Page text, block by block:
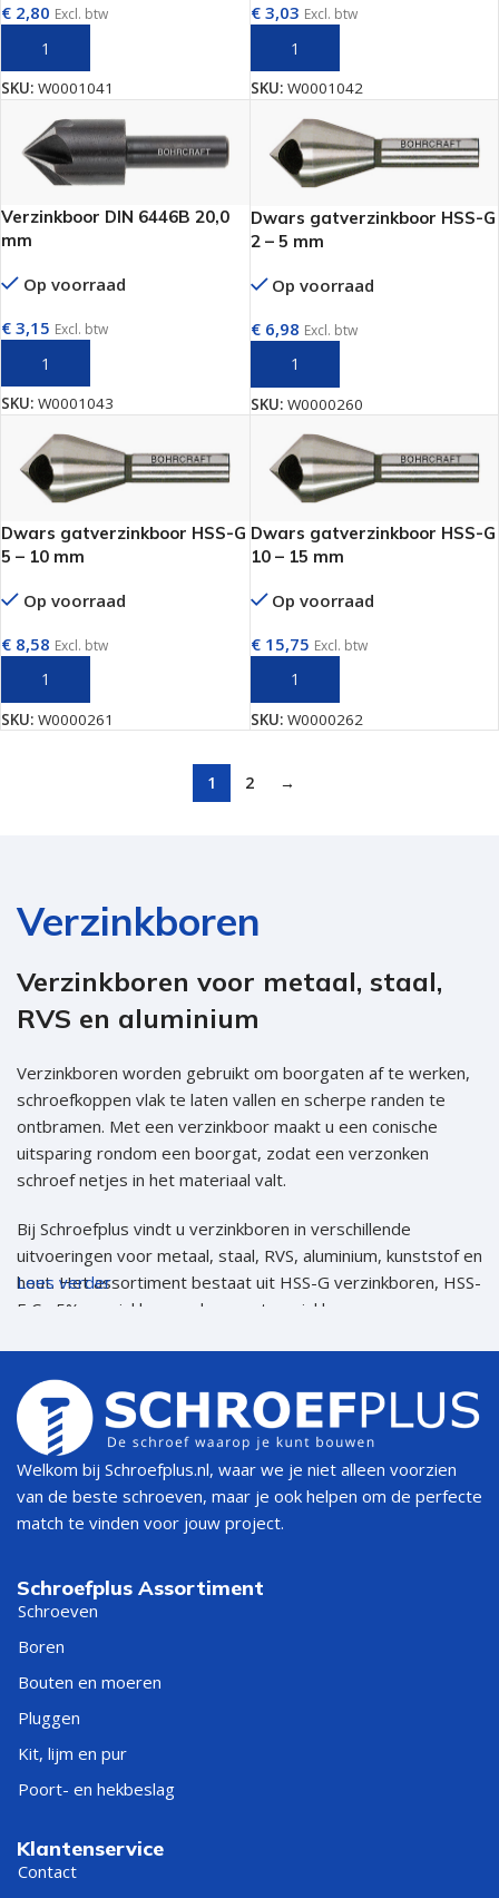
€ 2,80 Excl. btw
SKU: W0001041
€3,03 Excl. btw
SKU: W0001042
Verzinkboor DIN 6446B 20,0
mm
Op voorraad
€ 3,15 Excl. btw
SKU: W0001043
Dwars gatverzinkboor HSS-G
2 – 5 mm
Op voorraad
€6,98 Excl. btw
SKU: W0000260
Dwars gatverzinkboor HSS-G
5 – 10 mm
Op voorraad
€ 8,58 Excl. btw
SKU: W0000261
Dwars gatverzinkboor HSS-G
10 – 15 mm
Op voorraad
€15,75 Excl. btw
SKU: W0000262
1 2 →
Verzinkboren
Verzinkboren voor metaal, staal,
RVS en aluminium
Verzinkboren worden gebruikt om boorgaten af te werken,
schroefkoppen vlak te laten vallen en scherpe randen te
ontbramen. Met een verzinkboor maakt u een conische
uitsparing rondom een boorgat, zodat een verzonken
schroef netjes in het materiaal valt.
Bij Schroefplus vindt u verzinkboren in verschillende
uitvoeringen voor metaal, staal, RVS, aluminium, kunststof en
hout. Het assortiment bestaat uit HSS-G verzinkboren, HSS-
E Co 5% verzinkboren, dwarsgatverzinkboren en
Waarvoor gebruik je een
verzinkboor?
Een verzinkboor gebruikt u voor het maken van een schuine
verzinking rondom een boorgat. Dit is vooral handig
wanneer een schroefkop vlak of verzonken in het materiaal
bramen te verwijderen na het boren.
U gebruikt verzinkboren bijvoorbeeld voor:
verzinken van schroefgaten;
vlak laten vallen van verzonken schroeven;
afkanten van boorgaten;
afwerken van metaalplaat;
nette afwerking in hout en kunststof;
professioneel boor- en constructiewerk.
Lees verder
Welkom bij Schroefplus.nl, waar we je niet alleen voorzien
van de beste schroeven, maar je ook helpen om de perfecte
match te vinden voor jouw project.
Schroefplus Assortiment
Schroeven
Boren
Bouten en moeren
Pluggen
Kit, lijm en pur
Poort- en hekbeslag
Klantenservice
Contact